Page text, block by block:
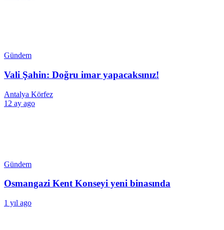
Gündem
Vali Şahin: Doğru imar yapacaksınız!
Antalya Körfez
12 ay ago
Gündem
Osmangazi Kent Konseyi yeni binasında
1 yıl ago